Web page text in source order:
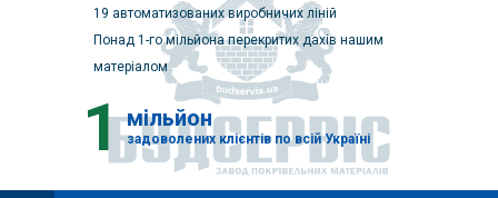
1
19 автоматизованих виробничих ліній
Понад 1-го мільйона перекритих дахів нашим
матеріалом
мільйон
задоволених клієнтів по всій Україні